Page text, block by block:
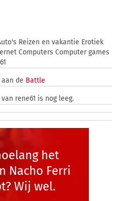
Reizen en vakantie Erotiek
Computers Computer games
de Battle
rene61 is nog leeg.
het
Nacho Ferri
Wij wel.